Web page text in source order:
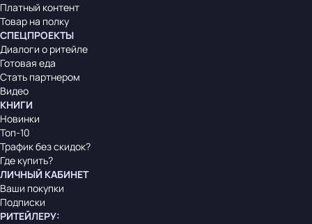
Платный контент
Товар на полку
СПЕЦПРОЕКТЫ
Диалоги о ритейле
Готовая еда
Стать партнером
Видео
КНИГИ
Новинки
Топ-10
Трафик без скидок?
Где купить?
ЛИЧНЫЙ КАБИНЕТ
Ваши покупки
Подписки
РИТЕЙЛЕРУ: